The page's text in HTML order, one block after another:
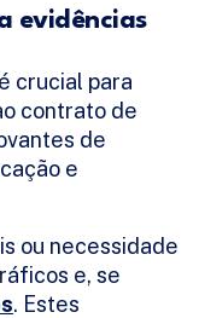
evidências
crucial para
contrato de
de
e
ou necessidade
e, se
. Estes